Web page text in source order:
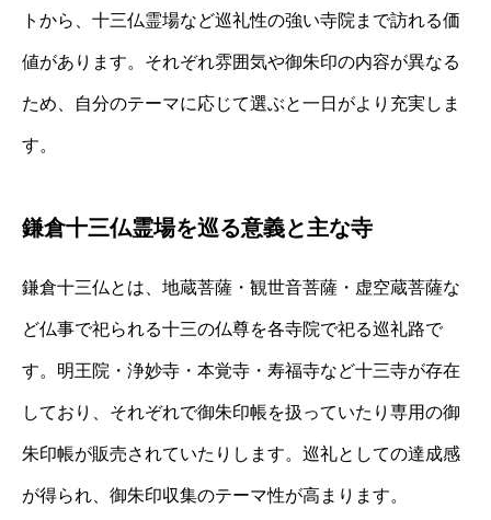
トから、十三仏霊場など巡礼性の強い寺院まで訪れる価
値があります。それぞれ雰囲気や御朱印の内容が異なる
ため、自分のテーマに応じて選ぶと一日がより充実しま
す。
鎌倉十三仏霊場を巡る意義と主な寺
鎌倉十三仏とは、地蔵菩薩・観世音菩薩・虚空蔵菩薩な
ど仏事で祀られる十三の仏尊を各寺院で祀る巡礼路で
す。明王院・浄妙寺・本覚寺・寿福寺など十三寺が存在
しており、それぞれで御朱印帳を扱っていたり専用の御
朱印帳が販売されていたりします。巡礼としての達成感
が得られ、御朱印収集のテーマ性が高まります。